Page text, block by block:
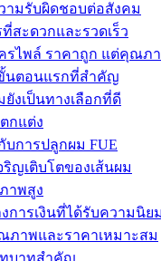
ามรับผิดชอบต่อสังคม
สะดวกและรวดเร็ว
ครไพล์ ราคาถูก แต่คุณภ
นตอนแรกที่สำคัญ
งเป็นทางเลือกที่ดี
กแต่ง
บการปลูกผม FUE
ญเติบโตของเส้นผม
าพสูง
การเงินที่ได้รับความนิยม
าพและราคาเหมาะสม
ทบาทสำคัญ